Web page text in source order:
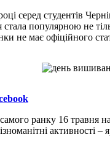
серед студентів
популярною не
має офіційного
ранку 16 травня
активності